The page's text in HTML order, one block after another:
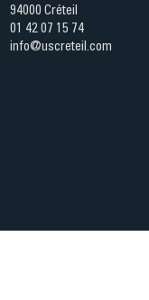
94000 Créteil
01 42 07 15 74
info@uscreteil.com